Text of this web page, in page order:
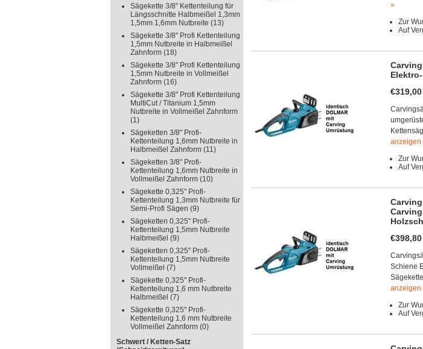
Sägekette 3/8" Kettenteilung für
Längsschnitte Halbmeißel 1,3mm
1,5mm 1,6mm Nutbreite (13)
Sägekette 3/8" Profi Kettenteilung
1,5mm Nutbreite in Halbmeißel
Zahnform (18)
Sägekette 3/8" Profi Kettenteilung
1,5mm Nutbreite in Vollmeißel
Zahnform (16)
Sägekette 3/8" Profi Kettenteilung
MultiCut / Titanium 1,5mm
Nutbreite in Vollmeißel Zahnform
(1)
Sägeketten 3/8" Profi-
Kettenteilung 1,6mm Nutbreite in
Halbmeißel Zahnform (11)
Sägeketten 3/8" Profi-
Kettenteilung 1,6mm Nutbreite in
Vollmeißel Zahnform (10)
Sägekette 0,325" Profi-
Kettenteilung 1,3mm Nutbreite für
Semi-Profi Sägen (9)
Sägeketten 0,325" Profi-
Kettenteilung 1,5mm Nutbreite
Halbmeißel (9)
Sägeketten 0,325" Profi-
Kettenteilung 1,5mm Nutbreite
Vollmeißel (7)
Sägekette 0,325" Profi-
Kettenteilung 1,6 mm Nutbreite
Halbmeißel (7)
Sägekette 0,325" Profi-
Kettenteilung 1,6 mm Nutbreite
Vollmeißel Zahnform (0)
Schwert / Ketten-Satz
»
Zur
Auf
€319,00
anzeigen
Zur
Auf
€398,80
Schiene
anzeigen
Zur
Auf